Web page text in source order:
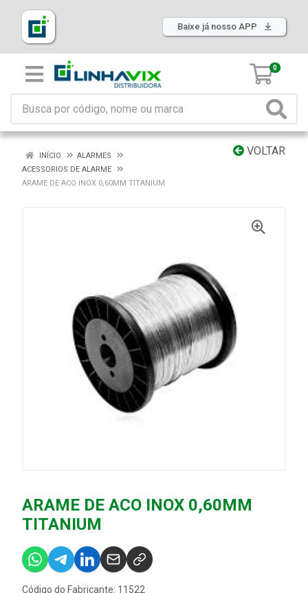
Baixe já nosso APP
0
VOLTAR
INÍCIO
ALARMES
ACESSORIOS DE ALARME
ARAME DE ACO INOX 0,60MM TITANIUM
ARAME DE ACO INOX 0,60MM
TITANIUM
Código do Fabricante: 11522